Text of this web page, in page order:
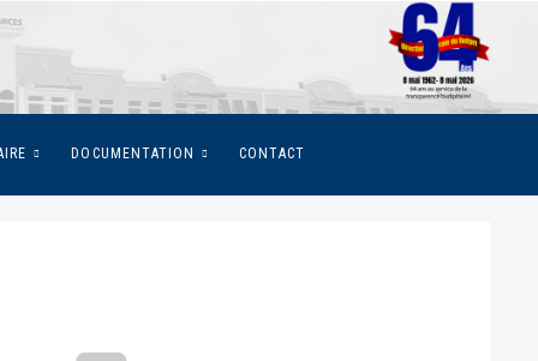
DOCUMENTATION CONTACT